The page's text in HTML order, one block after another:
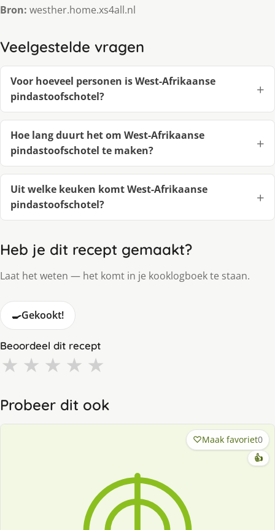
Bron: westher.home.xs4all.nl
Veelgestelde vragen
Voor hoeveel personen is West-Afrikaanse
pindastoofschotel?
Hoe lang duurt het om West-Afrikaanse
pindastoofschotel te maken?
Uit welke keuken komt West-Afrikaanse
pindastoofschotel?
Heb je dit recept gemaakt?
Laat het weten — het komt in je kooklogboek te staan.
🍳Gekookt!
Beoordeel dit recept
★ ★ ★ ★ ★
Probeer dit ook
Maak favoriet0
👍